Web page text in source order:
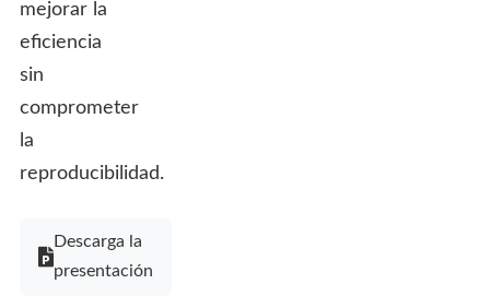
mejorar la
eficiencia
sin
comprometer
la
reproducibilidad.
Descarga la
presentación